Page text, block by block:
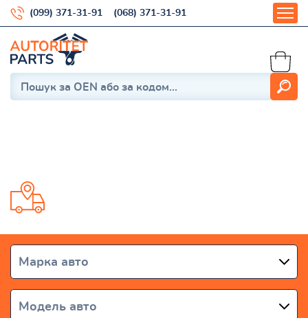
(099) 371-31-91 (068) 371-31-91
Марка авто
Модель авто